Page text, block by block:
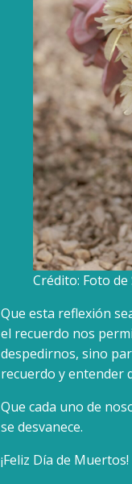
Crédito: Foto
Que esta reflexión
el recuerdo nos
despedirnos, sino
recuerdo y entender
Que cada uno de
se desvanece.
¡Feliz Día de Muertos!